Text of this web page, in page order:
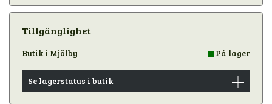
Tillgänglighet
Butik i Mjölby På lager
Se lagerstatus i butik